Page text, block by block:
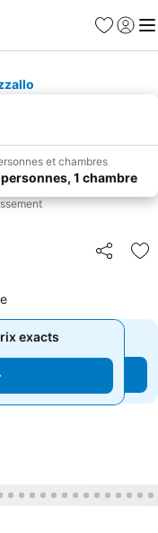
Favoris
Se
et chambres
1 chambre
Partager
exacts
exacts